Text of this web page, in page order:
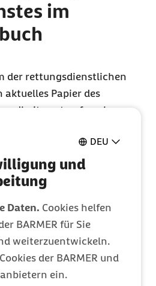
DEU
und
Daten. Cookies helfen
BARMER für Sie
weiterzuentwickeln.
der BARMER und
ein.
im
der rettungsdienstlichen
aktuelles Papier des
von
dem Jahr 2022 zugrunde
die Heterogenität des
bundesweit
und Standards für den
muss
und Autoren als Teil
geregelt werden und
(SGB V) erhalten.